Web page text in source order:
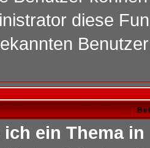
diese
ein Thema